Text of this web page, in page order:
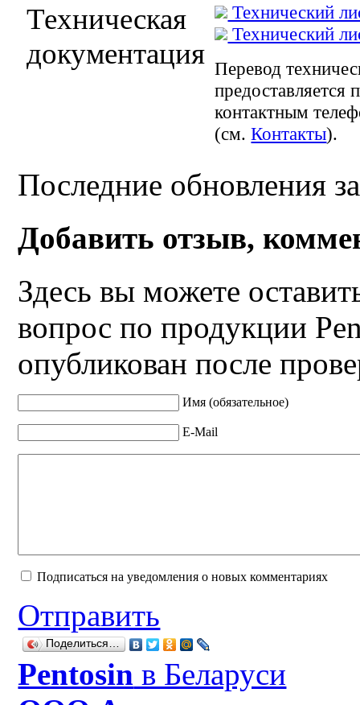
Техническая
документация
Технический
Технический
Перевод
предоставляется
контактным
(см.Контакты).
Последние обновления
Добавить отзыв,
Здесь вы можете
вопрос по продукции
опубликован после
Имя (обязательное)
E-Mail
Подписаться на уведомления о новых комментариях
Отправить
Поделиться…
Рentosin в Беларуси